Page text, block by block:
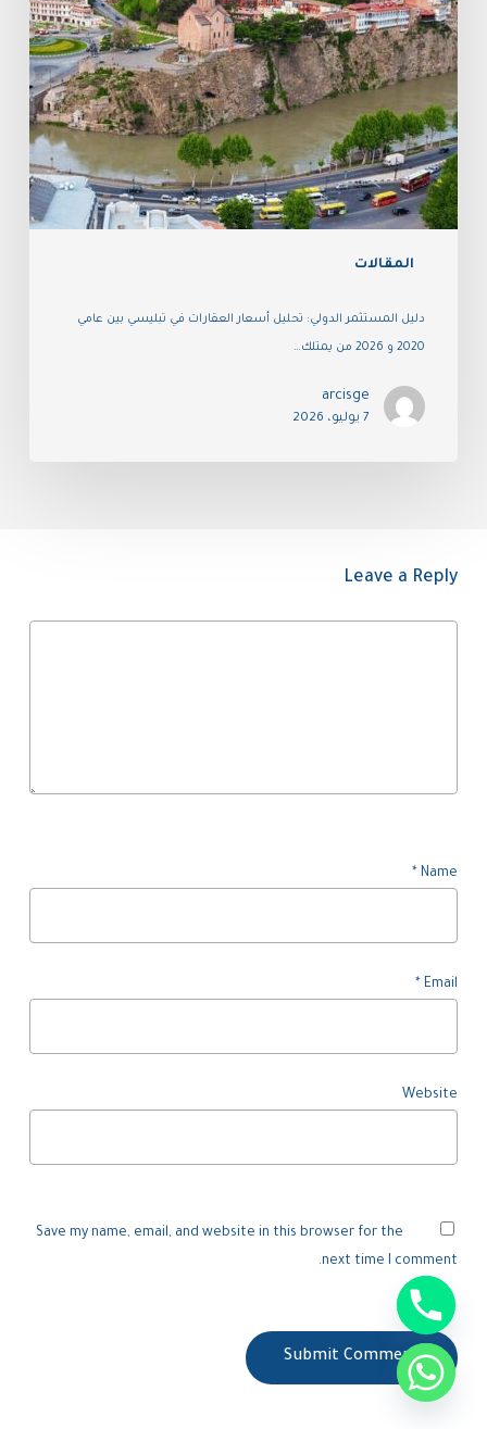
المقالات
دليل المستثمر الدولي: تحليل أسعار العقارات في تبليسي بين عامي
2020 و 2026 من يمتلك…
arcisge
7 يوليو، 2026
Leave a Reply
Name
*
Email
*
Website
Save my name, email, and website in this browser for the
next time I comment.